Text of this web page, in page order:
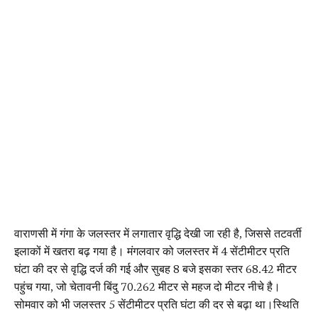
वाराणसी में गंगा के जलस्तर में लगातार वृद्धि देखी जा रही है, जिससे तटवर्ती
इलाकों में खतरा बढ़ गया है। मंगलवार को जलस्तर में 4 सेंटीमीटर प्रति
घंटा की दर से वृद्धि दर्ज की गई और सुबह 8 बजे इसका स्तर 68.42 मीटर
पहुंच गया, जो चेतावनी बिंदु 70.262 मीटर से महज दो मीटर नीचे है।
सोमवार को भी जलस्तर 5 सेंटीमीटर प्रति घंटा की दर से बढ़ा था।स्थिति